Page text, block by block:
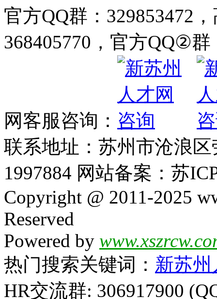
官方QQ群：329853472
368405770，官方QQ②群
网客服咨询：
联系地址：苏州市沧浪
1997884 网站备案：苏
Copyright @ 2011-2025
Reserved
Powered by
热门搜索关键词： 新苏
HR交流群: 306917900